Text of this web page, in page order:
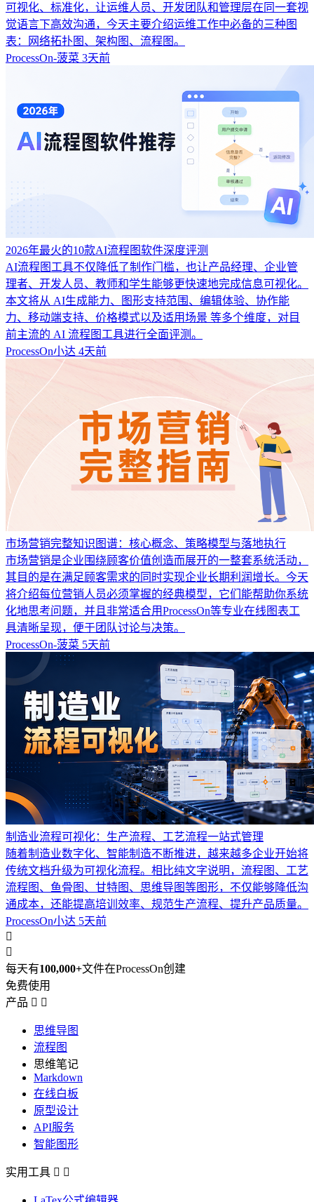
可视化、标准化，让运维人员、开发团队和管理层在同一套视
觉语言下高效沟通，今天主要介绍运维工作中必备的三种图
表：网络拓扑图、架构图、流程图。
ProcessOn-菠菜 3天前
2026年最火的10款AI流程图软件深度评测
AI流程图工具不仅降低了制作门槛，也让产品经理、企业管
理者、开发人员、教师和学生能够更快速地完成信息可视化。
本文将从 AI生成能力、图形支持范围、编辑体验、协作能
力、移动端支持、价格模式以及适用场景 等多个维度，对目
前主流的 AI 流程图工具进行全面评测。
ProcessOn小达 4天前
市场营销完整知识图谱：核心概念、策略模型与落地执行
市场营销是企业围绕顾客价值创造而展开的一整套系统活动，
其目的是在满足顾客需求的同时实现企业长期利润增长。今天
将介绍每位营销人员必须掌握的经典模型，它们能帮助你系统
化地思考问题，并且非常适合用ProcessOn等专业在线图表工
具清晰呈现，便于团队讨论与决策。
ProcessOn-菠菜 5天前
制造业流程可视化：生产流程、工艺流程一站式管理
随着制造业数字化、智能制造不断推进，越来越多企业开始将
传统文档升级为可视化流程。相比纯文字说明，流程图、工艺
流程图、鱼骨图、甘特图、思维导图等图形，不仅能够降低沟
通成本，还能提高培训效率、规范生产流程、提升产品质量。
ProcessOn小达 5天前


每天有100,000+文件在ProcessOn创建
免费使用
产品  
思维导图
流程图
思维笔记
Markdown
在线白板
原型设计
API服务
智能图形
实用工具  